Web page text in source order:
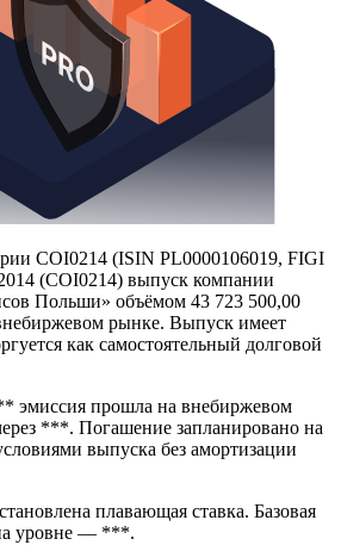
COI0214 (ISIN PL0000106019, FIGI
(COI0214) выпуск компании
Польши» объёмом 43 723 500,00
рынке. Выпуск имеет
как самостоятельный долговой
эмиссия прошла на внебиржевом
***. Погашение запланировано на
выпуска без амортизации
плавающая ставка. Базовая
уровне — ***.